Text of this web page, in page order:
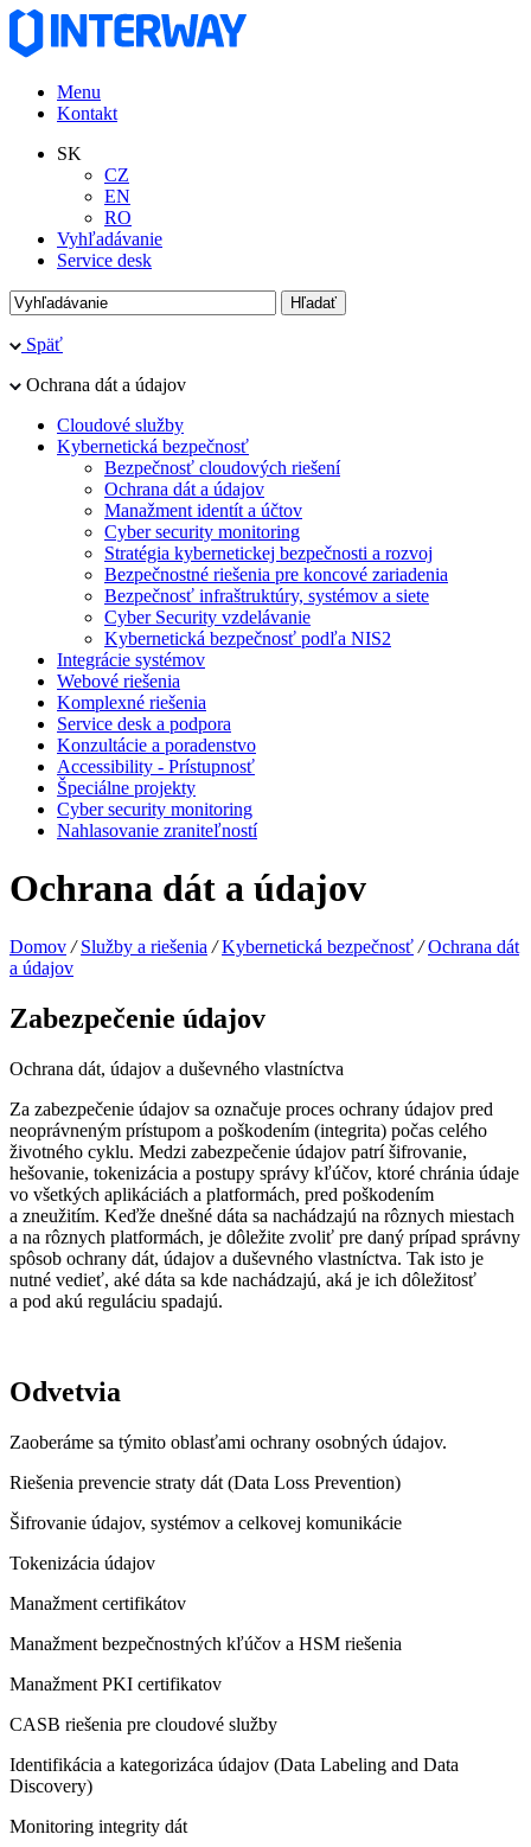
Menu
Kontakt
SK
CZ
EN
RO
Vyhľadávanie
Service desk
Späť
Ochrana dát a údajov
Cloudové služby
Kybernetická bezpečnosť
Bezpečnosť cloudových riešení
Ochrana dát a údajov
Manažment identít a účtov
Cyber security monitoring
Stratégia kybernetickej bezpečnosti a rozvoj
Bezpečnostné riešenia pre koncové zariadenia
Bezpečnosť infraštruktúry, systémov a siete
Cyber Security vzdelávanie
Kybernetická bezpečnosť podľa NIS2
Integrácie systémov
Webové riešenia
Komplexné riešenia
Service desk a podpora
Konzultácie a poradenstvo
Accessibility - Prístupnosť
Špeciálne projekty
Cyber security monitoring
Nahlasovanie zraniteľností
Ochrana dát a údajov
Domov / Služby a riešenia / Kybernetická bezpečnosť / Ochrana dát
a údajov
Zabezpečenie údajov
Ochrana dát, údajov a duševného vlastníctva
Za zabezpečenie údajov sa označuje proces ochrany údajov pred
neoprávneným prístupom a poškodením (integrita) počas celého
životného cyklu. Medzi zabezpečenie údajov patrí šifrovanie,
hešovanie, tokenizácia a postupy správy kľúčov, ktoré chránia údaje
vo všetkých aplikáciách a platformách, pred poškodením
a zneužitím. Keďže dnešné dáta sa nachádzajú na rôznych miestach
a na rôznych platformách, je dôležite zvoliť pre daný prípad správny
spôsob ochrany dát, údajov a duševného vlastníctva. Tak isto je
nutné vedieť, aké dáta sa kde nachádzajú, aká je ich dôležitosť
a pod akú reguláciu spadajú.
Odvetvia
Zaoberáme sa týmito oblasťami ochrany osobných údajov.
Riešenia prevencie straty dát (Data Loss Prevention)
Šifrovanie údajov, systémov a celkovej komunikácie
Tokenizácia údajov
Manažment certifikátov
Manažment bezpečnostných kľúčov a HSM riešenia
Manažment PKI certifikatov
CASB riešenia pre cloudové služby
Identifikácia a kategorizáca údajov (Data Labeling and Data
Discovery)
Monitoring integrity dát